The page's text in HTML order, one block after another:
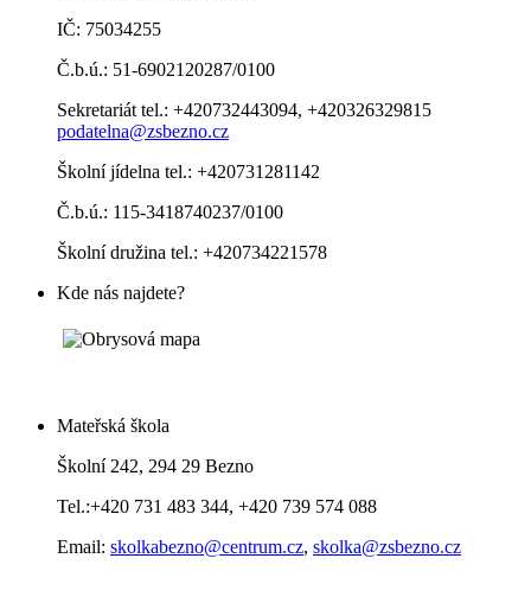
IČ: 75034255
Č.b.ú.: 51-6902120287/0100
Sekretariát tel.: +420732443094, +420326329815
podatelna@zsbezno.cz
Školní jídelna tel.: +420731281142
Č.b.ú.: 115-3418740237/0100
Školní družina tel.: +420734221578
Kde nás najdete?
Mateřská škola
Školní 242, 294 29 Bezno
Tel.:+420 731 483 344, +420 739 574 088
Email: skolkabezno@centrum.cz, skolka@zsbezno.cz